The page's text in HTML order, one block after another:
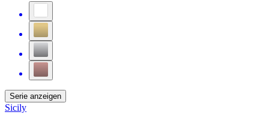
Serie anzeigen
Sicily